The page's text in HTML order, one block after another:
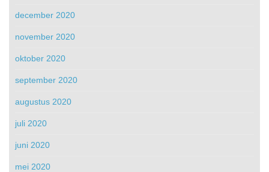
december 2020
november 2020
oktober 2020
september 2020
augustus 2020
juli 2020
juni 2020
mei 2020